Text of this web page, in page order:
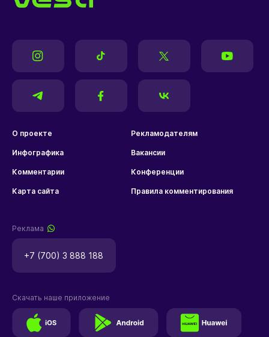
О проекте Рекламодателям
Инфографика Вакансии
Комментарии Конференции
Карта сайта Правила комментирования
Реклама
+7 (700) 3 888 188
Скачать наше приложение